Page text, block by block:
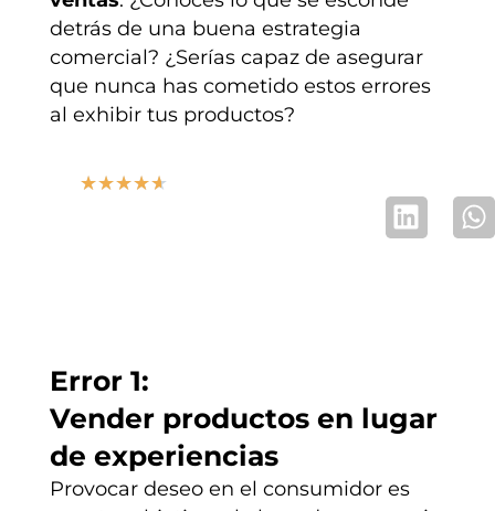
detrás de una buena estrategia
comercial? ¿Serías capaz de asegurar
que nunca has cometido estos errores
al exhibir tus productos?
★★★★★
Error 1:
Vender productos en lugar
de experiencias
Provocar deseo en el consumidor es